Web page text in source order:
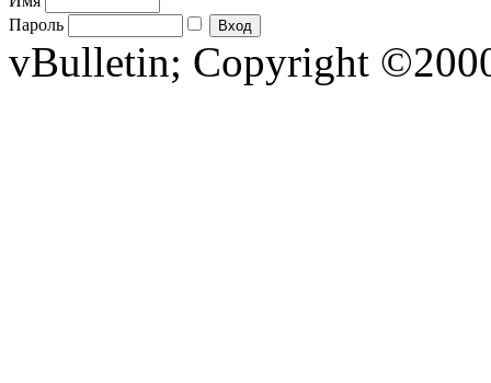
Пароль
vBulletin; Copyright